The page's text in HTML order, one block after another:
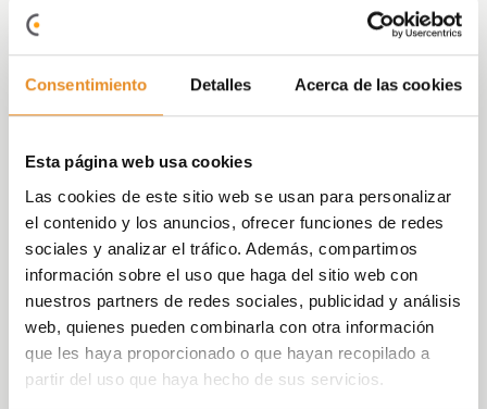
Consentimiento Detalles Acerca de las cookies
Esta página web usa cookies
Las cookies de este sitio web se usan para personalizar
el contenido y los anuncios, ofrecer funciones de redes
sociales y analizar el tráfico. Además, compartimos
información sobre el uso que haga del sitio web con
nuestros partners de redes sociales, publicidad y análisis
web, quienes pueden combinarla con otra información
que les haya proporcionado o que hayan recopilado a
partir del uso que haya hecho de sus servicios.
disminución en la cifra de españoles que
prefiere las viviendas nuevas (del 74% al
segunda mano, lo que implica un cambio de
preferencias relevante y que pone en
perspectiva las distintas prioridades de los
encuestados a la hora de tomar una
decisión.
En línea con la idea de cambiar de vivienda,
y según las cifras obtenidas en el estudio de
Vía Célere, entre aquellos que se quieren
mudar, casi la mitad, el 47%, quiere hacerlo
para trasladarse a una vivienda mejor,
mientras que un 24% lo haría para obtener